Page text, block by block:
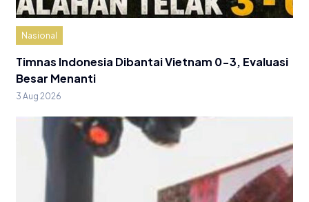
Nasional
Timnas Indonesia Dibantai Vietnam 0-3, Evaluasi
Besar Menanti
3 Aug 2026